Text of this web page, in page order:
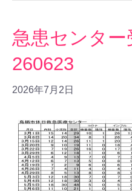
急患センター
260623
2026年7月2日